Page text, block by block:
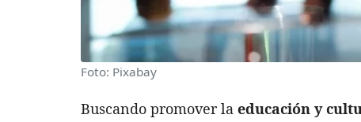
Foto: Pixabay
Buscando promover la educación y